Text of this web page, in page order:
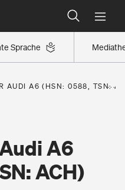
Sprache
finden
eingestuft
finden
AUDI A6 (HSN: 0588, TSN:
A6
ACH)